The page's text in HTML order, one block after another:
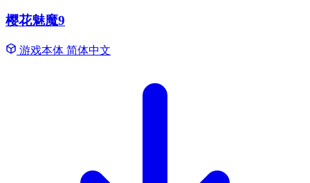
樱花魅魔9
游戏本体 简体中文